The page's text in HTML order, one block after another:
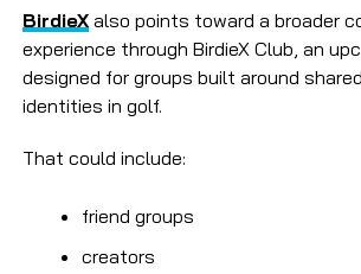
BirdieXalso points toward a broader
experience through BirdieX Club, an
designed for groups built around
identities in golf.
That could include:
friend groups
creators